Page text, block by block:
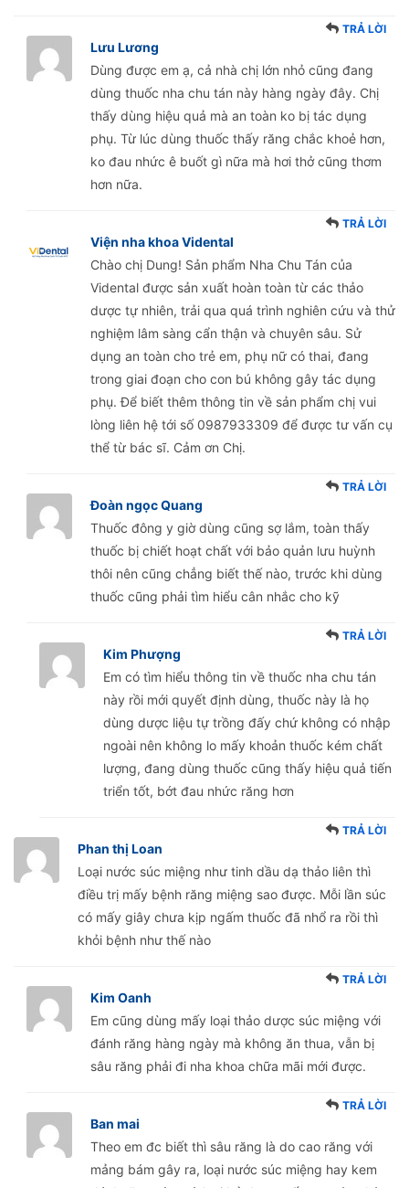
Lưu Lương
TRẢ LỜI
Dùng được em ạ, cả nhà chị lớn nhỏ cũng đang
dùng thuốc nha chu tán này hàng ngày đây. Chị
thấy dùng hiệu quả mà an toàn ko bị tác dụng
phụ. Từ lúc dùng thuốc thấy răng chắc khoẻ hơn,
ko đau nhức ê buốt gì nữa mà hơi thở cũng thơm
hơn nữa.
Viện nha khoa Vidental
TRẢ LỜI
Chào chị Dung! Sản phẩm Nha Chu Tán của
Vidental được sản xuất hoàn toàn từ các thảo
dược tự nhiên, trải qua quá trình nghiên cứu và thử
nghiệm lâm sàng cẩn thận và chuyên sâu. Sử
dụng an toàn cho trẻ em, phụ nữ có thai, đang
trong giai đoạn cho con bú không gây tác dụng
phụ. Để biết thêm thông tin về sản phẩm chị vui
lòng liên hệ tới số 0987933309 để được tư vấn cụ
thể từ bác sĩ. Cảm ơn Chị.
Đoàn ngọc Quang
TRẢ LỜI
Thuốc đông y giờ dùng cũng sợ lắm, toàn thấy
thuốc bị chiết hoạt chất với bảo quản lưu huỳnh
thôi nên cũng chẳng biết thế nào, trước khi dùng
thuốc cũng phải tìm hiểu cân nhắc cho kỹ
Kim Phượng
TRẢ LỜI
Em có tìm hiểu thông tin về thuốc nha chu tán
này rồi mới quyết định dùng, thuốc này là họ
dùng dược liệu tự trồng đấy chứ không có nhập
ngoài nên không lo mấy khoản thuốc kém chất
lượng, đang dùng thuốc cũng thấy hiệu quả tiến
triển tốt, bớt đau nhức răng hơn
Phan thị Loan
TRẢ LỜI
Loại nước súc miệng như tinh dầu dạ thảo liên thì
điều trị mấy bệnh răng miệng sao được. Mỗi lần súc
có mấy giây chưa kịp ngấm thuốc đã nhổ ra rồi thì
khỏi bệnh như thế nào
Kim Oanh
TRẢ LỜI
Em cũng dùng mấy loại thảo dược súc miệng với
đánh răng hàng ngày mà không ăn thua, vẫn bị
sâu răng phải đi nha khoa chữa mãi mới được.
Ban mai
TRẢ LỜI
Theo em đc biết thì sâu răng là do cao răng với
mảng bám gây ra, loại nước súc miệng hay kem